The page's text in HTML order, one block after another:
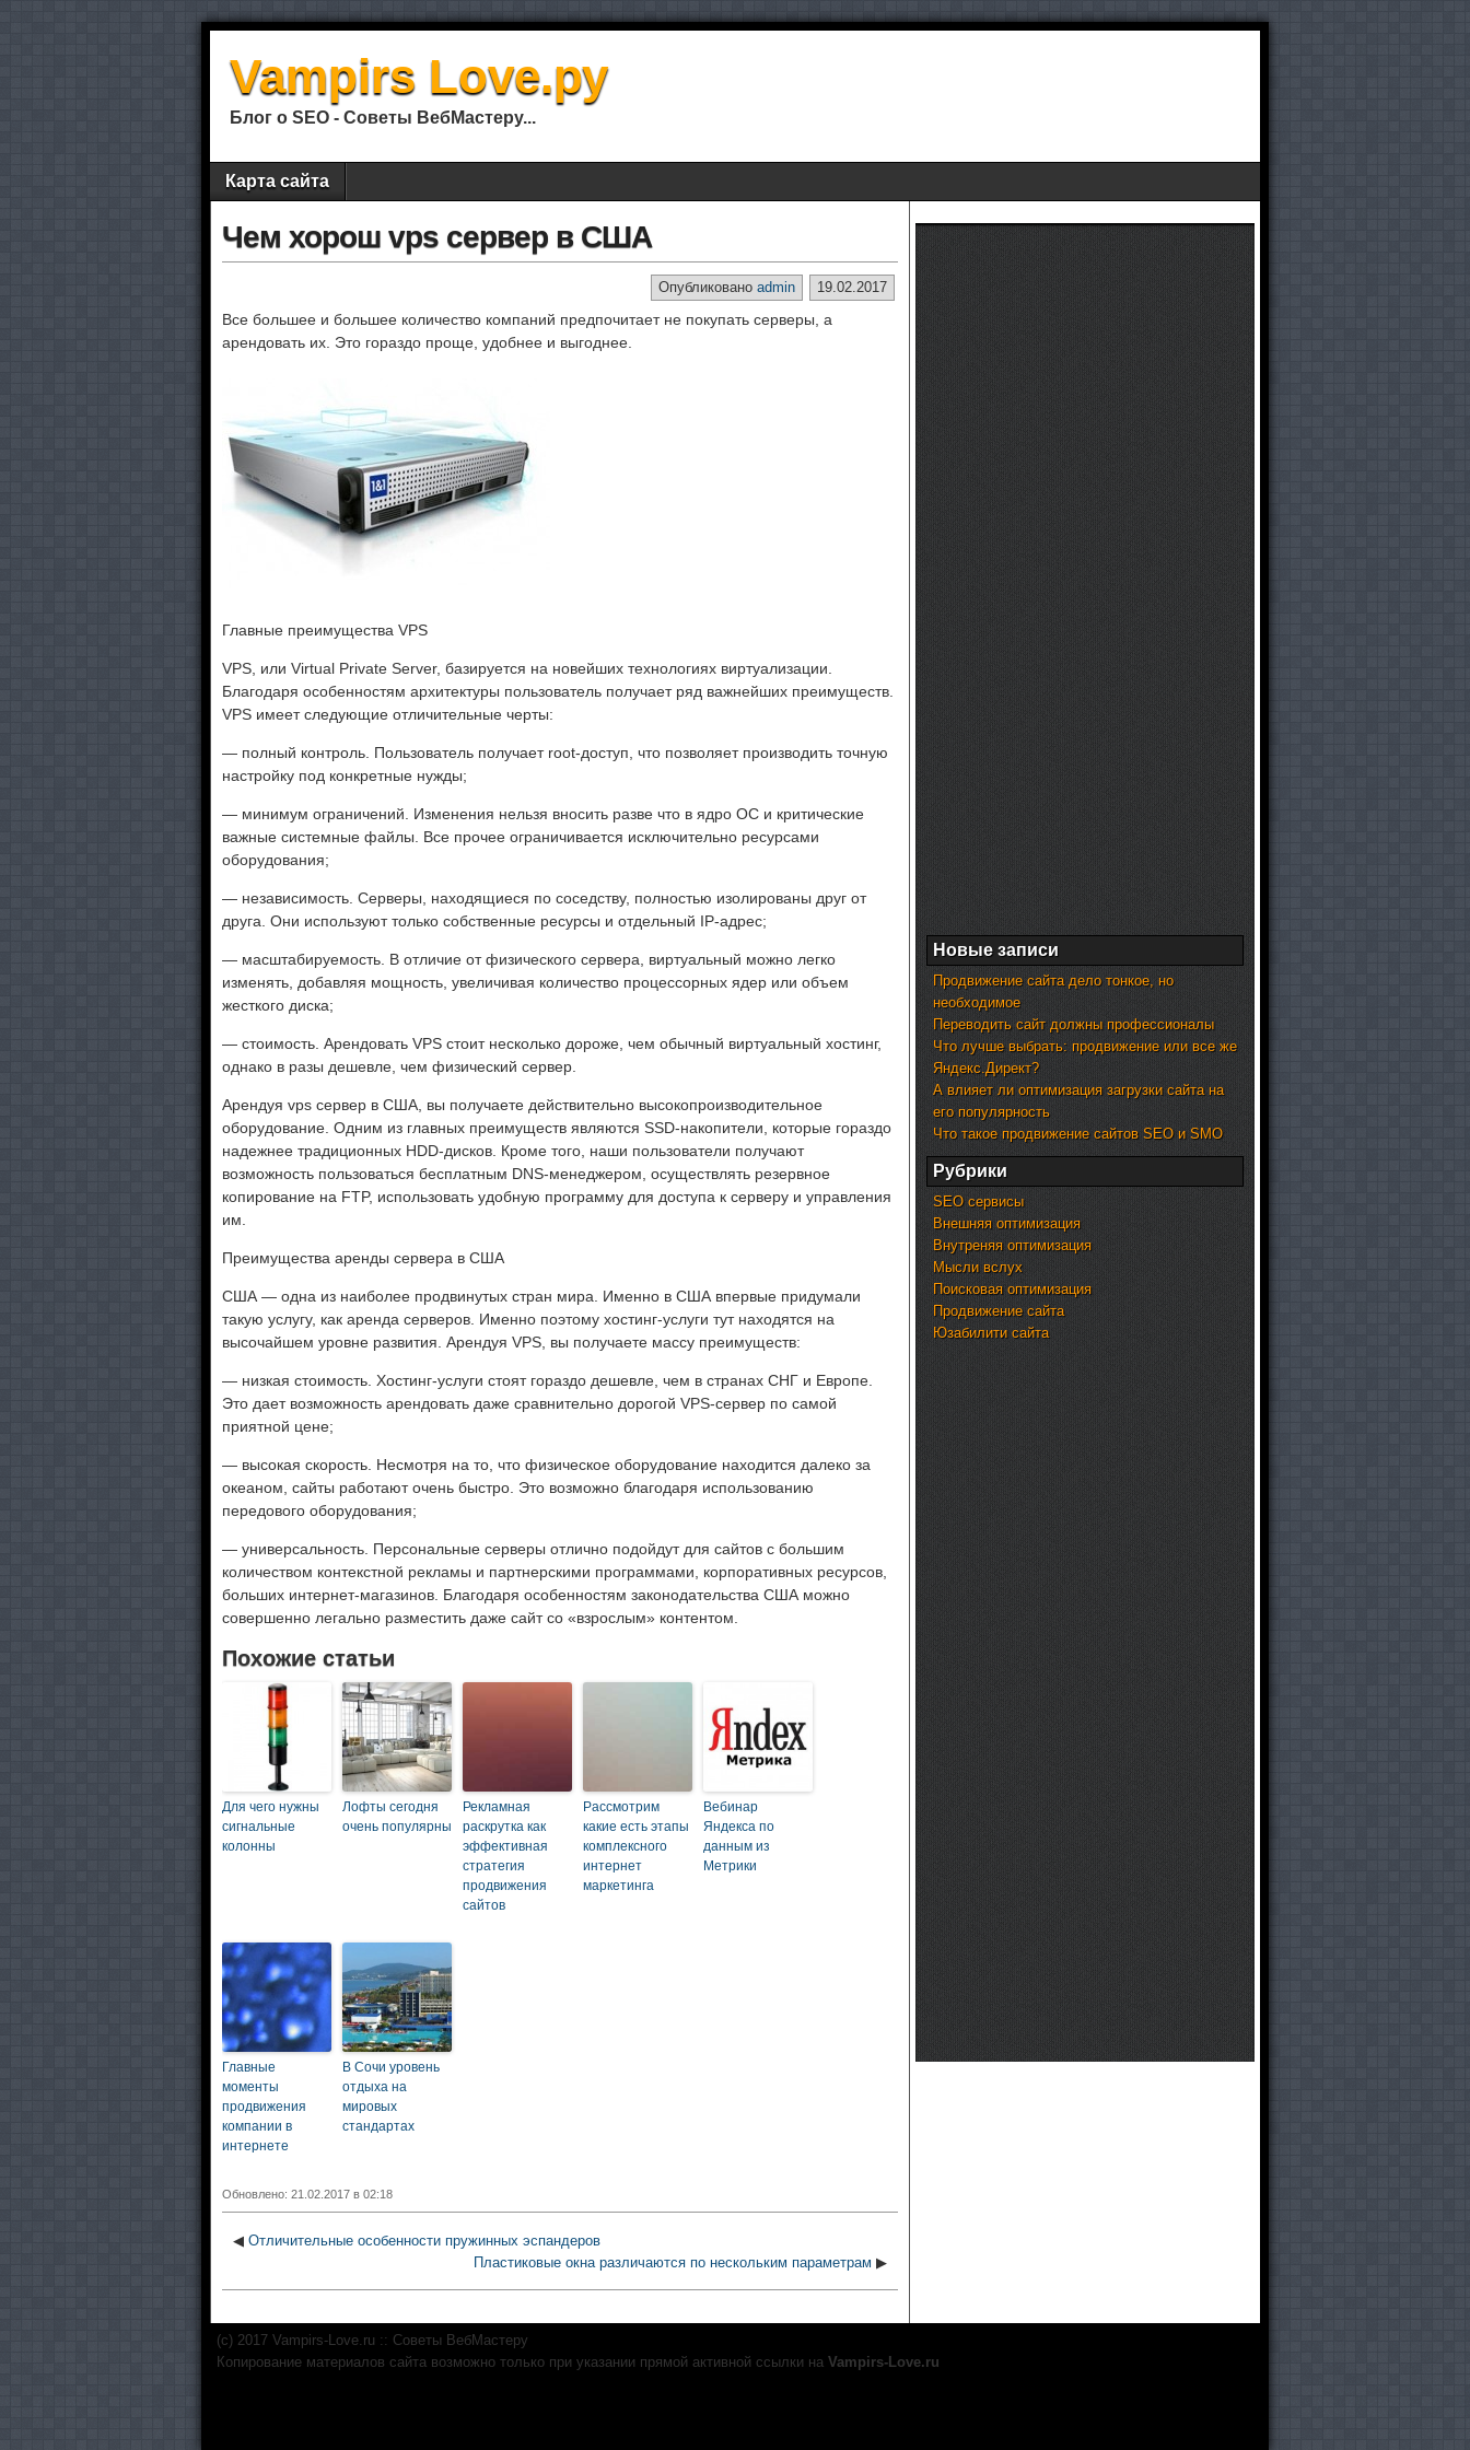
Vampirs Love.ру
Блог о SEO - Советы ВебМастеру...
Карта сайта
Чем хорош vps сервер в США
19.02.2017
Опубликовано admin
Все большее и большее количество компаний предпочитает не покупать серверы, а
арендовать их. Это гораздо проще, удобнее и выгоднее.
Главные преимущества VPS
VPS, или Virtual Private Server, базируется на новейших технологиях виртуализации.
Благодаря особенностям архитектуры пользователь получает ряд важнейших преимуществ.
VPS имеет следующие отличительные черты:
— полный контроль. Пользователь получает root-доступ, что позволяет производить точную
настройку под конкретные нужды;
— минимум ограничений. Изменения нельзя вносить разве что в ядро ОС и критические
важные системные файлы. Все прочее ограничивается исключительно ресурсами
оборудования;
— независимость. Серверы, находящиеся по соседству, полностью изолированы друг от
друга. Они используют только собственные ресурсы и отдельный IP-адрес;
— масштабируемость. В отличие от физического сервера, виртуальный можно легко
изменять, добавляя мощность, увеличивая количество процессорных ядер или объем
жесткого диска;
— стоимость. Арендовать VPS стоит несколько дороже, чем обычный виртуальный хостинг,
однако в разы дешевле, чем физический сервер.
Арендуя vps сервер в США, вы получаете действительно высокопроизводительное
оборудование. Одним из главных преимуществ являются SSD-накопители, которые гораздо
надежнее традиционных HDD-дисков. Кроме того, наши пользователи получают
возможность пользоваться бесплатным DNS-менеджером, осуществлять резервное
копирование на FTP, использовать удобную программу для доступа к серверу и управления
им.
Преимущества аренды сервера в США
США — одна из наиболее продвинутых стран мира. Именно в США впервые придумали
такую услугу, как аренда серверов. Именно поэтому хостинг-услуги тут находятся на
высочайшем уровне развития. Арендуя VPS, вы получаете массу преимуществ:
— низкая стоимость. Хостинг-услуги стоят гораздо дешевле, чем в странах СНГ и Европе.
Это дает возможность арендовать даже сравнительно дорогой VPS-сервер по самой
приятной цене;
— высокая скорость. Несмотря на то, что физическое оборудование находится далеко за
океаном, сайты работают очень быстро. Это возможно благодаря использованию
передового оборудования;
— универсальность. Персональные серверы отлично подойдут для сайтов с большим
количеством контекстной рекламы и партнерскими программами, корпоративных ресурсов,
больших интернет-магазинов. Благодаря особенностям законодательства США можно
совершенно легально разместить даже сайт со «взрослым» контентом.
Похожие статьи
Для чего нужны
сигнальные
колонны
Лофты сегодня
очень популярны
Рекламная
раскрутка как
эффективная
стратегия
продвижения
сайтов
Рассмотрим
какие есть этапы
комплексного
интернет
маркетинга
Вебинар
Яндекса по
данным из
Метрики
Главные
моменты
продвижения
компании в
интернете
В Сочи уровень
отдыха на
мировых
стандартах
Обновлено: 21.02.2017 в 02:18
◀ Отличительные особенности пружинных эспандеров
Пластиковые окна различаются по нескольким параметрам ▶
Новые записи
Продвижение сайта дело тонкое, но
необходимое
Переводить сайт должны профессионалы
Что лучше выбрать: продвижение или все же
Яндекс.Директ?
А влияет ли оптимизация загрузки сайта на
его популярность
Что такое продвижение сайтов SEO и SMO
Рубрики
SEO сервисы
Внешняя оптимизация
Внутреняя оптимизация
Мысли вслух
Поисковая оптимизация
Продвижение сайта
Юзабилити сайта
(c) 2017 Vampirs-Love.ru :: Советы ВебМастеру
Копирование материалов сайта возможно только при указании прямой активной ссылки на Vampirs-Love.ru